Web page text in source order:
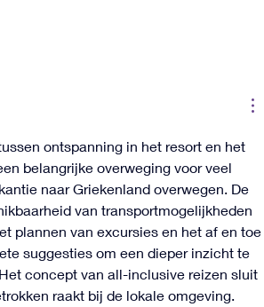
ontspanning in het resort en het
belangrijke overweging voor veel
naar Griekenland overwegen. De
van transportmogelijkheden
plannen van excursies en het af en toe
suggesties om een dieper inzicht te
concept van all-inclusive reizen sluit
raakt bij de lokale omgeving.